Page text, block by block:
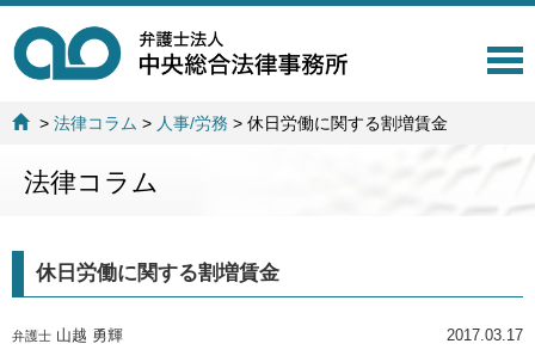
T
g
t
>法律コラム > 人事/労務 >休日労働に関する割増賃金
法律コラム
休日労働に関する割増賃金
弁護士 山越 勇輝 2017.03.17